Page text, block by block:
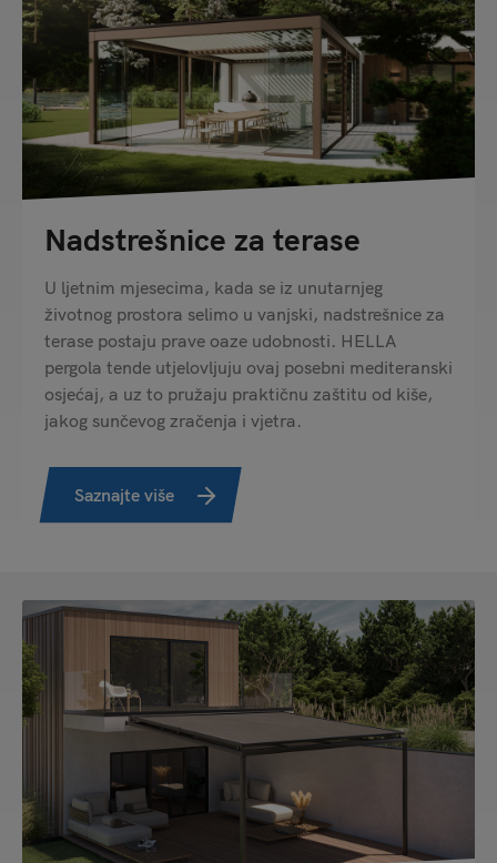
Nadstrešnice za terase
U ljetnim mjesecima, kada se iz unutarnjeg
životnog prostora selimo u vanjski, nadstrešnice za
terase postaju prave oaze udobnosti. HELLA
pergola tende utjelovljuju ovaj posebni mediteranski
osjećaj, a uz to pružaju praktičnu zaštitu od kiše,
jakog sunčevog zračenja i vjetra.
Saznajte više